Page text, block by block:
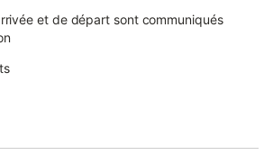
et de départ sont communiqués